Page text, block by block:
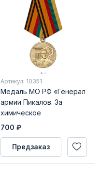
Артикул: 10351
Медаль МО РФ «Генерал
армии Пикалов. За
химическое
разоружение»
700 ₽
Предзаказ